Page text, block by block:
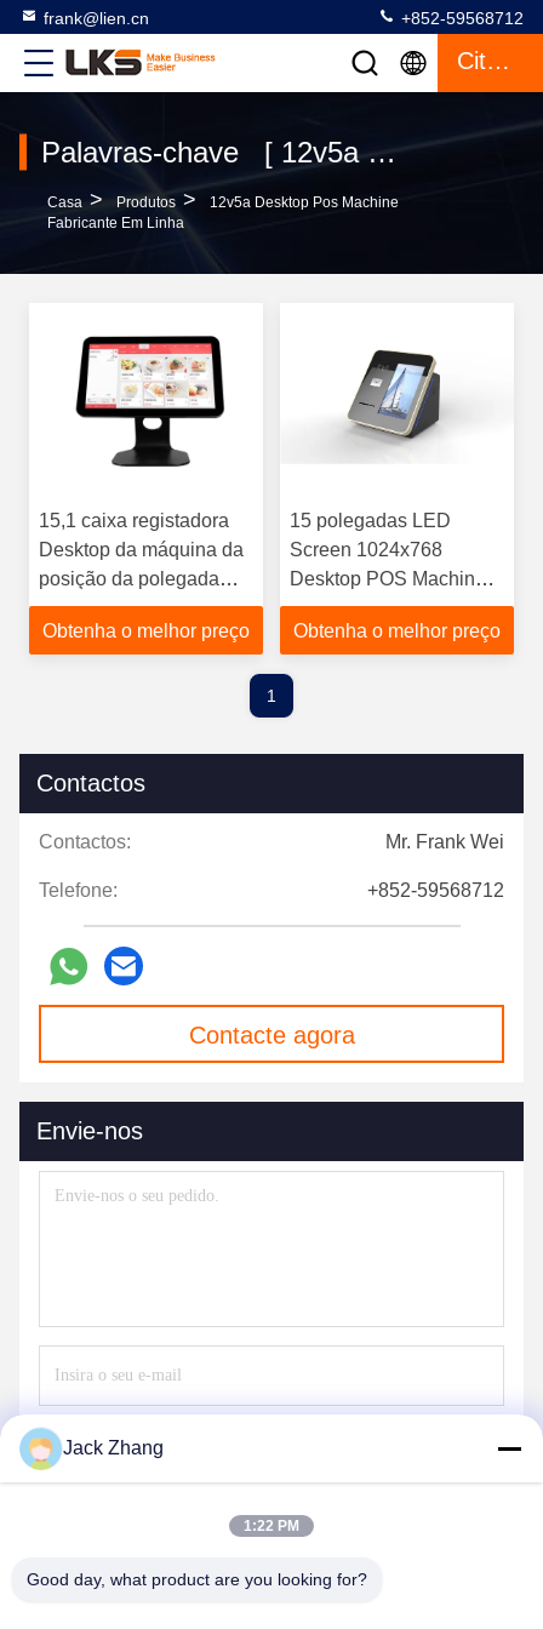
frank@lien.cn +852-59568712
Citações
Palavras-chave [ 12v5a desktop pos machine ] Fósforo 2 produtos
Casa > Produtos >
12v5a Desktop Pos Machine
Fabricante Em Linha
15,1 caixa registadora
Desktop da máquina da
posição da polegada
12V5A 1024x768
Obtenha o melhor preço
15 polegadas LED
Screen 1024x768
Desktop POS Machine
Caixa registradora com
design amigável
Obtenha o melhor preço
1
Contactos
Contactos: Mr. Frank Wei
Telefone: +852-59568712
Contacte agora
Envie-nos
Jack Zhang
1:22 PM
Good day, what product are you looking for?